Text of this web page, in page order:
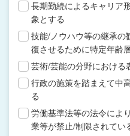
長期勤続によるキャリア
象とする
技能/ノウハウ等の継承の
復させるために特定年齢
芸術/芸能の分野における
行政の施策を踏まえて中
る
労働基準法等の法令によ
業等が禁止/制限されてい